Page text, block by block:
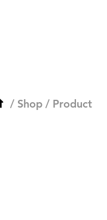
/ Shop / Product